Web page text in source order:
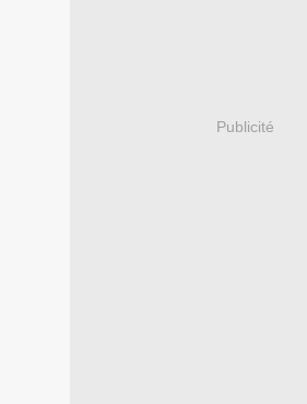
Publicité